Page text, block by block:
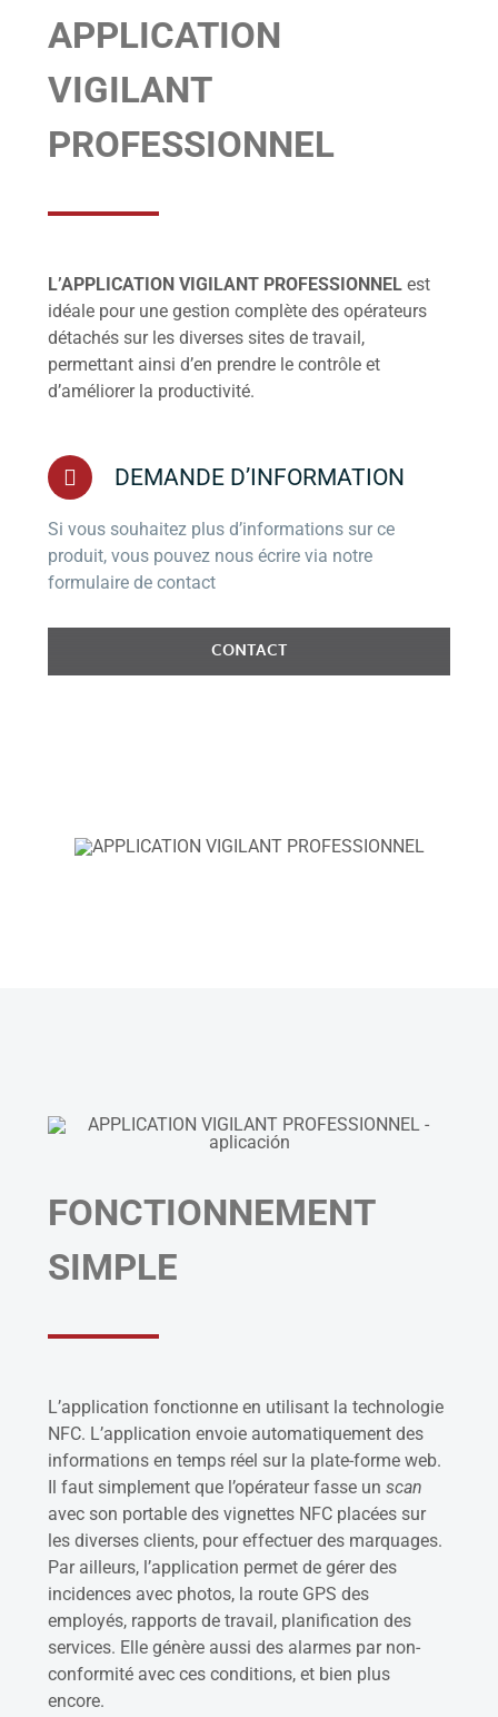
APPLICATION
VIGILANT
PROFESSIONNEL
L’APPLICATION VIGILANT PROFESSIONNELest
idéale pour une gestion complète des opérateurs
détachés sur les diverses sites de travail,
permettant ainsi d’en prendre le contrôle et
d’améliorer la productivité.
DEMANDE D’INFORMATION
Si vous souhaitez plus d’informations sur ce
produit, vous pouvez nous écrire via notre
formulaire de contact
CONTACT
FONCTIONNEMENT
SIMPLE
L’application fonctionne en utilisant la technologie
NFC. L’application envoie automatiquement des
informations en temps réel sur la plate-forme web.
Il faut simplement que l’opérateur fasse un scan
avec son portable des vignettes NFC placées sur
les diverses clients, pour effectuer des marquages.
Par ailleurs, l’application permet de gérer des
incidences avec photos, la route GPS des
employés, rapports de travail, planification des
services. Elle génère aussi des alarmes par non-
conformité avec ces conditions, et bien plus
encore.